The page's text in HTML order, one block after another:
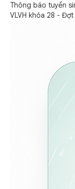
Thông báo tuyển
VLVH khóa 28 -